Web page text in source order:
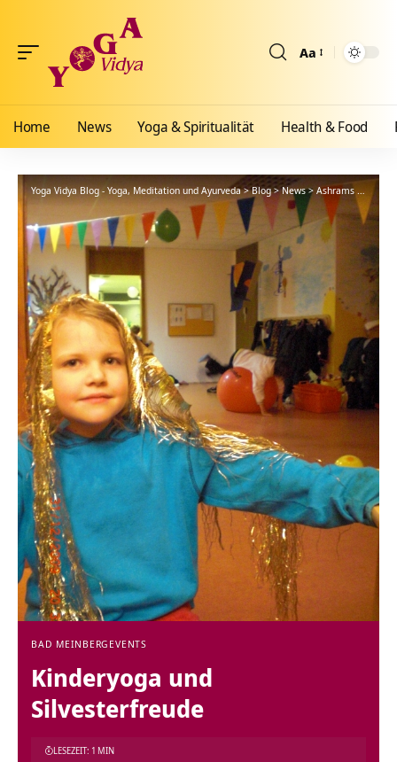
Aa
Home News Yoga & Spiritualität Health & Food
Yoga Vidya Blog - Yoga, Meditation und Ayurveda>Blog>News> Ashrams> Bad
BAD MEINBERG EVENTS
Kinderyoga und
Silvesterfreude
LESEZEIT: 1 MIN